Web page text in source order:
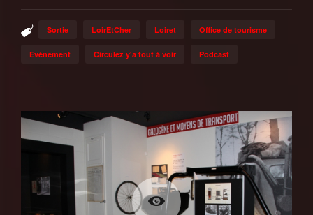
Sortie LoirEtCher Loiret Office de tourisme
Evènement Circulez y'a tout à voir Podcast